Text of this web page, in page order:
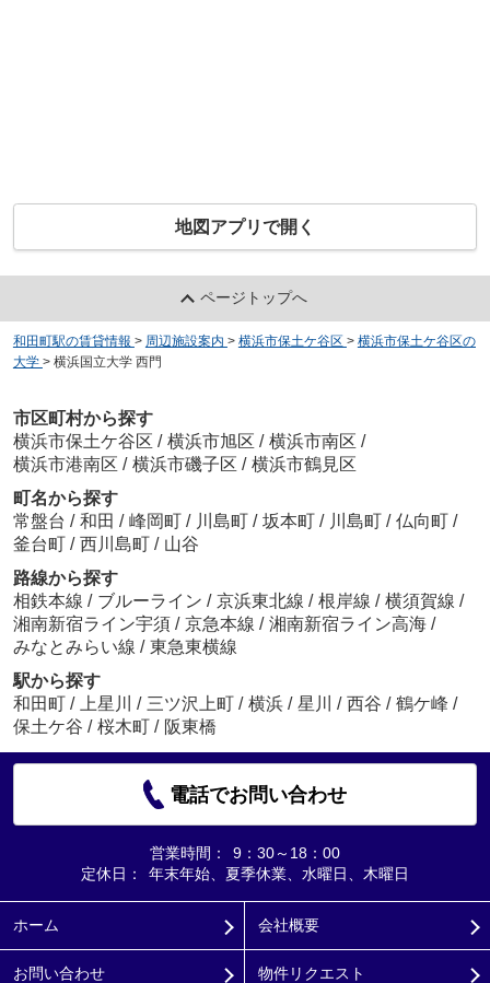
地図アプリで開く
ページトップへ
和田町駅の賃貸情報 > 周辺施設案内 > 横浜市保土ケ谷区 > 横浜市保土ケ谷区の
大学 > 横浜国立大学 西門
市区町村から探す
横浜市保土ケ谷区 / 横浜市旭区 / 横浜市南区 /
横浜市港南区 / 横浜市磯子区 / 横浜市鶴見区
町名から探す
常盤台 / 和田 / 峰岡町 / 川島町 / 坂本町 / 川島町 / 仏向町 /
釜台町 / 西川島町 / 山谷
路線から探す
相鉄本線 / ブルーライン / 京浜東北線 / 根岸線 / 横須賀線 /
湘南新宿ライン宇須 / 京急本線 / 湘南新宿ライン高海 /
みなとみらい線 / 東急東横線
駅から探す
和田町 / 上星川 / 三ツ沢上町 / 横浜 / 星川 / 西谷 / 鶴ケ峰 /
保土ケ谷 / 桜木町 / 阪東橋
電話でお問い合わせ
営業時間：
9：30～18：00
定休日：
年末年始、夏季休業、水曜日、木曜日
ホーム 会社概要
お問い合わせ 物件リクエスト